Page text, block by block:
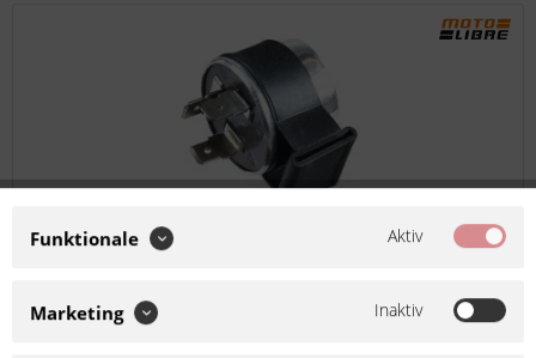
MotoLibre Blinkrelais 6V mechanisch 3-polig
Artikel-Nr.:
315330
MotoLibre
Funktionale Aktiv
Marketing Inaktiv